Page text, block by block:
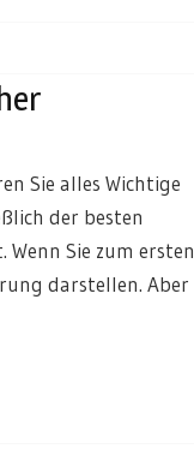
Sie alles Wichtige
der besten
Sie zum ersten
darstellen. Aber